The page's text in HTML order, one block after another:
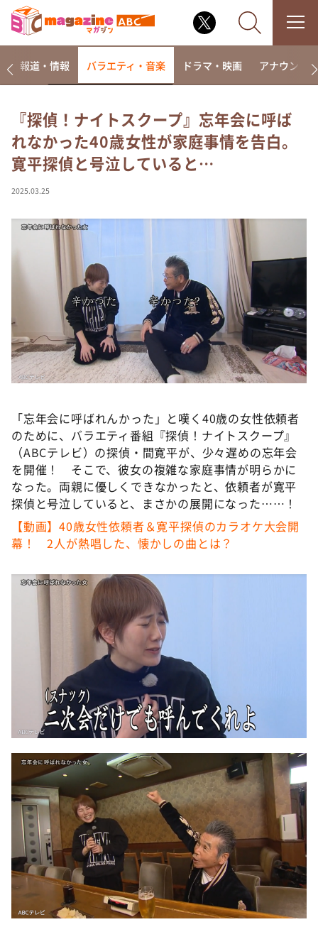
なるみ・岡村の過ぎるTV
相席食堂
これ余談なんですけど・・・
て真剣です
探偵！ナイトスクープ
news おかえり
河合＆A.B.C-Z塚田×福井アナ「なんでやねん！？」
（news おかえり）
DAIGOも台所 ～きょうの献立 何にする？～
本日はダイアンなり！シーズン２
朝だ！生です旅サラダ
ＬＩＦＥ～夢のカタチ～
新婚さんいらっしゃい！
ポツンと一軒家
ザキ山小屋本館
ぺこぱのまるスポ
アナ回覧板
報道・情報 バラエティ・音楽 ドラマ・映画 アナウンサー
『探偵！ナイトスクープ』忘年会に呼ば
れなかった40歳女性が家庭事情を告白。
寛平探偵と号泣していると…
2025.03.25
「忘年会に呼ばれんかった」と嘆く40歳の女性依頼者
のために、バラエティ番組『探偵！ナイトスクープ』
（ABCテレビ）の探偵・間寛平が、少々遅めの忘年会
を開催！ そこで、彼女の複雑な家庭事情が明らかに
なった。両親に優しくできなかったと、依頼者が寛平
探偵と号泣していると、まさかの展開になった……！
【動画】40歳女性依頼者＆寛平探偵のカラオケ大会開
幕！ 2人が熱唱した、懐かしの曲とは？